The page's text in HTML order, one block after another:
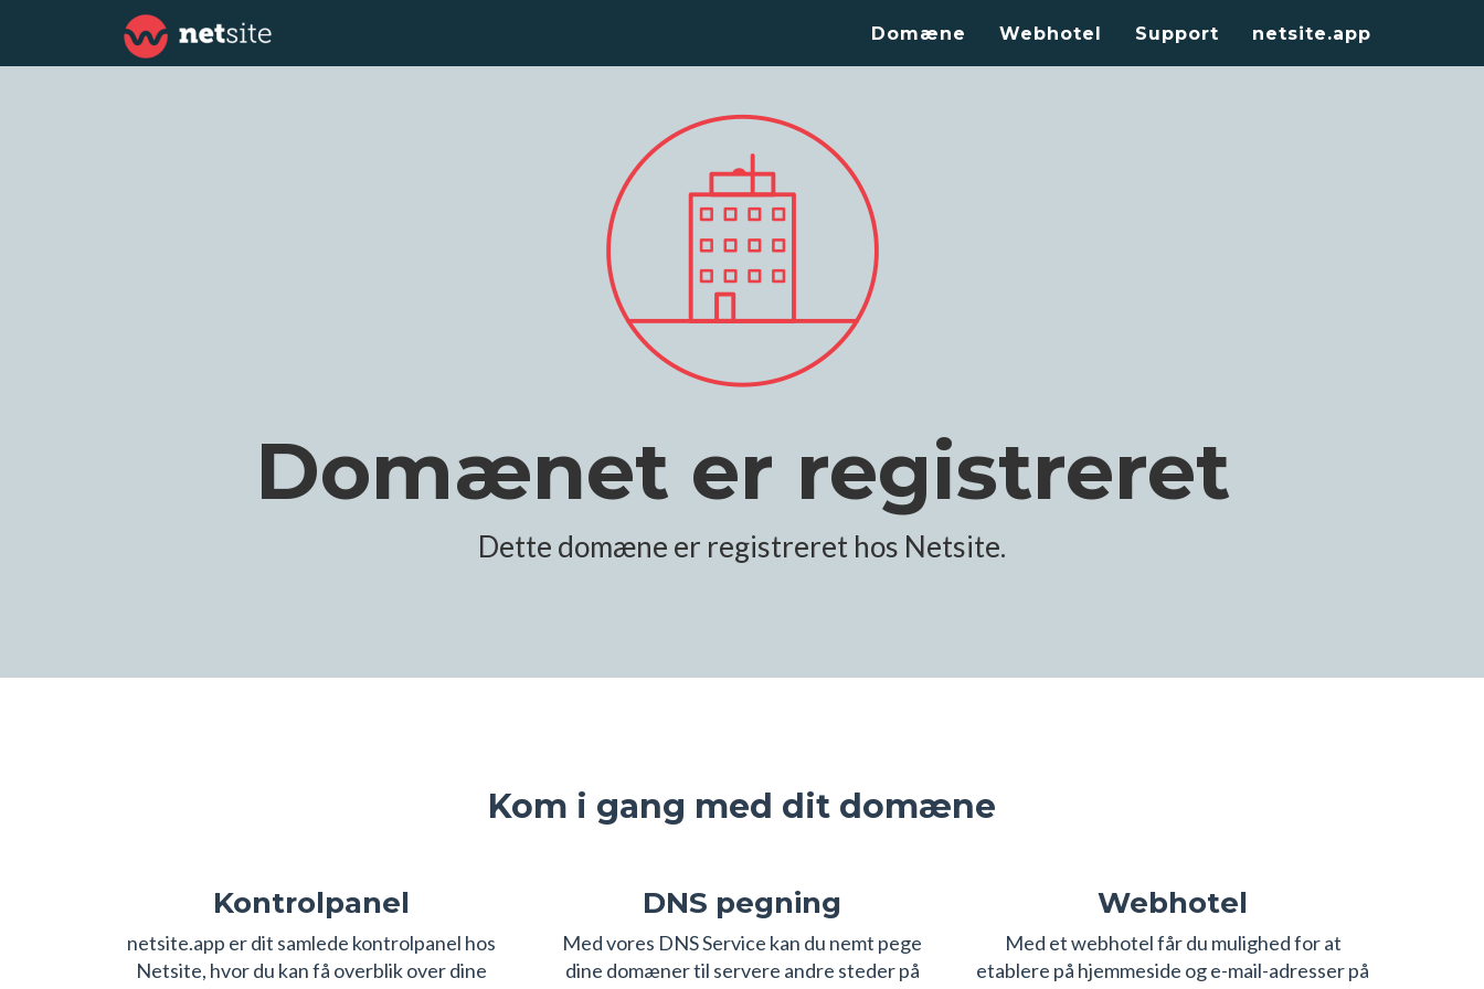
Domæne Webhotel Support netsite.app
Domænet er registreret
Dette domæne er registreret hos Netsite.
Kom i gang med dit domæne
Kontrolpanel
netsite.app er dit samlede kontrolpanel hos
Netsite, hvor du kan få overblik over dine
DNS pegning
Med vores DNS Service kan du nemt pege
dine domæner til servere andre steder på
Webhotel
Med et webhotel får du mulighed for at
etablere på hjemmeside og e-mail-adresser på